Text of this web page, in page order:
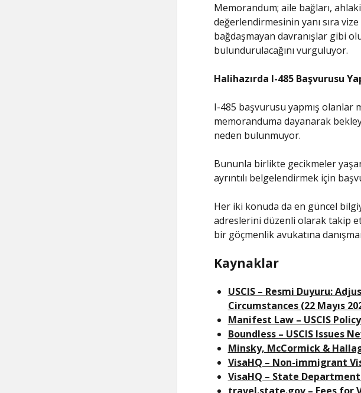
Memorandum; aile bağları,
değerlendirmesinin yanı sıra
bağdaşmayan davranışlar gibi
bulundurulacağını vurguluyor.
Halihazırda I-485 Başvurusu
I-485 başvurusu yapmış olanlar
memoranduma dayanarak
neden bulunmuyor.
Bununla birlikte gecikmeler
ayrıntılı belgelendirmek için
Her iki konuda da en güncel
adreslerini düzenli olarak takip
bir göçmenlik avukatına
Kaynaklar
USCIS – Resmi Duyuru:
Circumstances (22 Mayıs
Manifest Law – USCIS
Boundless – USCIS Issues
Minsky, McCormick &
VisaHQ – Non-immigrant
VisaHQ – State
travel.state.gov – Fees for